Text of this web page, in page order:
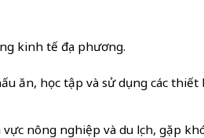
kinh tế địa phương.
ăn, học tập và sử dụng các thiết
nông nghiệp và du lịch, gặp